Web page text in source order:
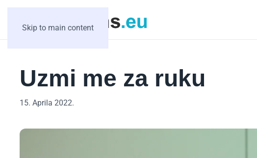
Skip to main content
Uzmi me za ruku
15. Aprila 2022.